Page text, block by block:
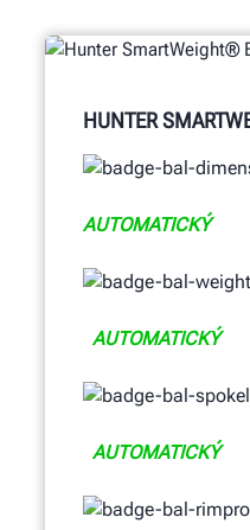
HUNTER
AUTOMATICKÝ
AUTOMATICKÝ
AUTOMATICKÝ